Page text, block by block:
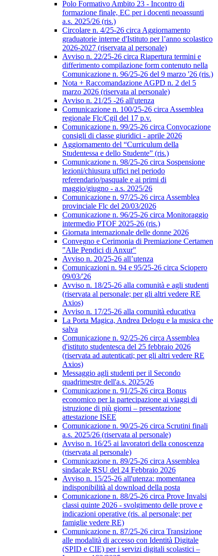
Polo Formativo Ambito 23 - Incontro di
formazione finale, EC per i docenti neoassunti
a.s. 2025/26 (ris.)
Circolare n. 4/25-26 circa Aggiornamento
graduatorie interne d'Istituto per l’anno scolastico
2026-2027 (riservata al personale)
Avviso n. 22/25-26 circa Riapertura termini e
differimento compilazione form contenuto nella
Comunicazione n. 96/25-26 del 9 marzo '26 (ris.)
Nota + Raccomandazione AGPD n. 2 del 5
marzo 2026 (riservata al personale)
Avviso n. 21/25 -26 all'utenza
Comunicazione n. 100/25-26 circa Assemblea
regionale Flc/Cgil del 17 p.v.
Comunicazione n. 99/25-26 circa Convocazione
consigli di classe giuridici - aprile 2026
Aggiornamento del “Curriculum della
Studentessa e dello Studente” (ris.)
Comunicazione n. 98/25-26 circa Sospensione
lezioni/chiusura uffici nel periodo
referendario/pasquale e ai primi di
maggio/giugno - a.s. 2025/26
Comunicazione n. 97/25-26 circa Assemblea
provinciale Flc del 20/03/2026
Comunicazione n. 96/25-26 circa Monitoraggio
intermedio PTOF 2025-26 (ris.)
Giornata internazionale delle donne 2026
Convegno e Cerimonia di Premiazione Certamen
"Alle Pendici di Anxur"
Avviso n. 20/25-26 all’utenza
Comunicazioni n. 94 e 95/25-26 circa Sciopero
09/03/'26
Avviso n. 18/25-26 alla comunità e agli studenti
(riservata al personale; per gli altri vedere RE
Axios)
Avviso n. 17/25-26 alla comunità educativa
La Porta Magica, Andrea Delogu e la musica che
salva
Comunicazione n. 92/25-26 circa Assemblea
d'istituto studentesca del 25 febbraio 2026
(riservata ad autenticati; per gli altri vedere RE
Axios)
Messaggio agli studenti per il Secondo
quadrimestre dell'a.s. 2025/26
Comunicazione n. 91/25-26 circa Bonus
economico per la partecipazione ai viaggi di
istruzione di più giorni – presentazione
attestazione ISEE
Comunicazione n. 90/25-26 circa Scrutini finali
a.s. 2025/26 (riservata al personale)
Avviso n. 16/25 ai lavoratori della conoscenza
(riservata al personale)
Comunicazione n. 89/25-26 circa Assemblea
sindacale RSU del 24 Febbraio 2026
Avviso n. 15/25-26 all'utenza: momentanea
indisponibilità al download della posta
Comunicazione n. 88/25-26 circa Prove Invalsi
classi quinte 2026 - svolgimento delle prove e
indicazioni operative (ris. al personale; per
famiglie vedere RE)
Comunicazione n. 87/25-26 circa Transizione
alle modalità di accesso con Identità Digitale
(SPID e CIE) per i servizi digitali scolastici –